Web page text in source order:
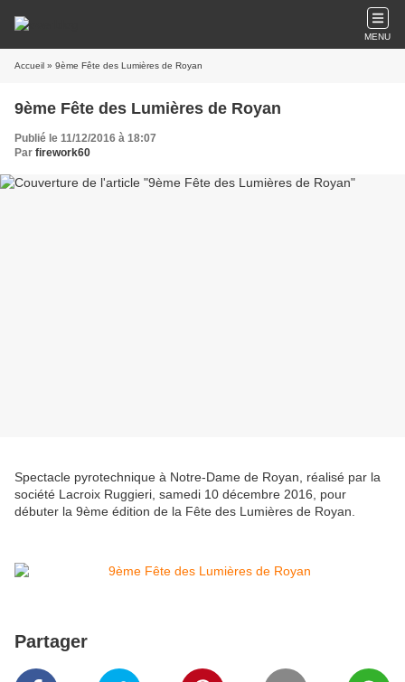
MENU
Accueil » 9ème Fête des Lumières de Royan
9ème Fête des Lumières de Royan
Publié le 11/12/2016 à 18:07
Par firework60
Spectacle pyrotechnique à Notre-Dame de Royan, réalisé par la
société Lacroix Ruggieri, samedi 10 décembre 2016, pour
débuter la 9ème édition de la Fête des Lumières de Royan.
Partager